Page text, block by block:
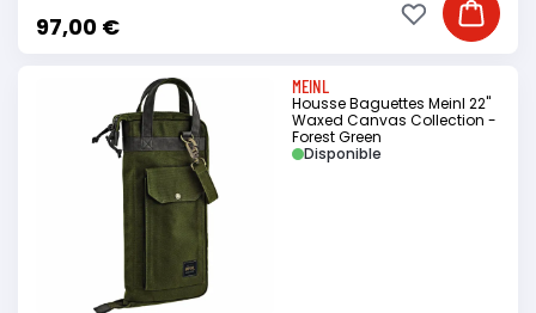
97,00 € Ajouter
Ajouter à ma
MEINL
Housse Baguettes Meinl 22"
Waxed Canvas Collection -
Forest Green
Disponible